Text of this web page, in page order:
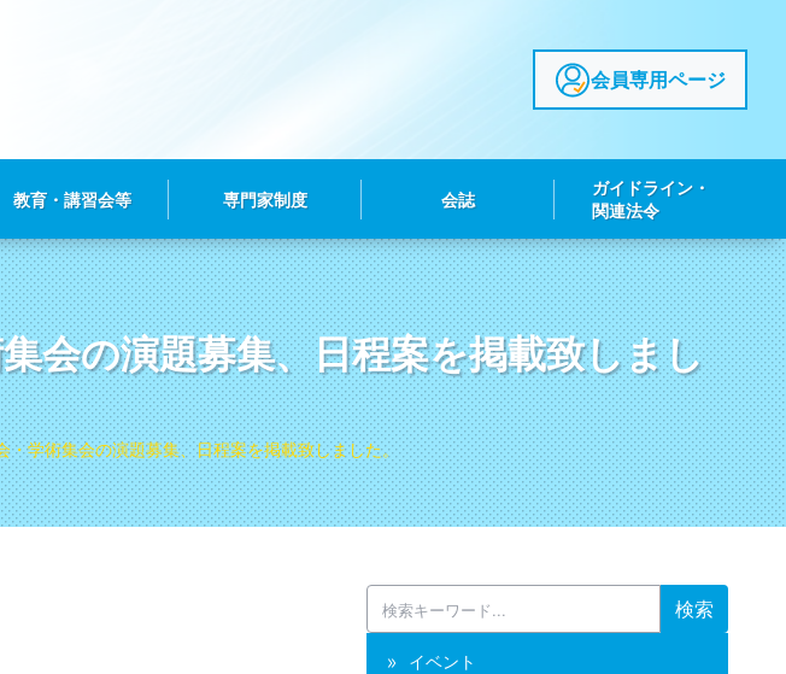
会員専用ページ
教育・講習会等 専門家制度 会誌
ガイドライン・
関連法令
会の演題募集、日程案を掲載致しまし
学術集会の演題募集、日程案を掲載致しました。
検索
イベント